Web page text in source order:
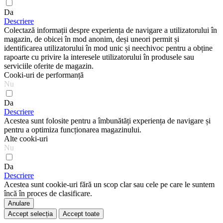
Da
Descriere
Colectază informații despre experiența de navigare a utilizatorului în
magazin, de obicei în mod anonim, deși uneori permit și
identificarea utilizatorului în mod unic și neechivoc pentru a obține
rapoarte cu privire la interesele utilizatorului în produsele sau
serviciile oferite de magazin.
Cooki-uri de performanță
Nu
Da
Descriere
Acestea sunt folosite pentru a îmbunătăți experiența de navigare și
pentru a optimiza funcționarea magazinului.
Alte cooki-uri
Nu
Da
Descriere
Acestea sunt cookie-uri fără un scop clar sau cele pe care le suntem
încă în proces de clasificare.
Anulare
Accept selecția
Accept toate